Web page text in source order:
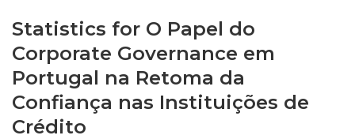
Browse repository
Entities
Statistics for O Papel do
Corporate Governance em
Portugal na Retoma da
Confiança nas Instituições de
Crédito